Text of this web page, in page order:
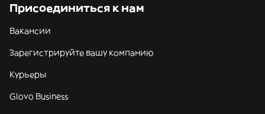
Присоединиться к нам
Вакансии
Зарегистрируйте вашу компанию
Курьеры
Glovo Business